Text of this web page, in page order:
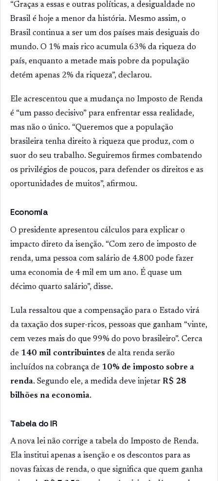
“Graças a essas e outras políticas, a desigualdade no
Brasil é hoje a menor da história. Mesmo assim, o
Brasil continua a ser um dos países mais desiguais do
mundo. O 1% mais rico acumula 63% da riqueza do
país, enquanto a metade mais pobre da população
detém apenas 2% da riqueza”, declarou.
Ele acrescentou que a mudança no Imposto de Renda
é “um passo decisivo” para enfrentar essa realidade,
mas não o único. “Queremos que a população
brasileira tenha direito à riqueza que produz, com o
suor do seu trabalho. Seguiremos firmes combatendo
os privilégios de poucos, para defender os direitos e as
oportunidades de muitos”, afirmou.
Economia
O presidente apresentou cálculos para explicar o
impacto direto da isenção. “Com zero de imposto de
renda, uma pessoa com salário de 4.800 pode fazer
uma economia de 4 mil em um ano. É quase um
décimo quarto salário”, disse.
Lula ressaltou que a compensação para o Estado virá
da taxação dos super-ricos, pessoas que ganham “vinte,
cem vezes mais do que 99% do povo brasileiro”. Cerca
de 140 mil contribuintes de alta renda serão
incluídos na cobrança de 10% de imposto sobre a
renda. Segundo ele, a medida deve injetar R$ 28
bilhões na economia.
Tabela do IR
A nova lei não corrige a tabela do Imposto de Renda.
Ela institui apenas a isenção e os descontos para as
novas faixas de renda, o que significa que quem ganha